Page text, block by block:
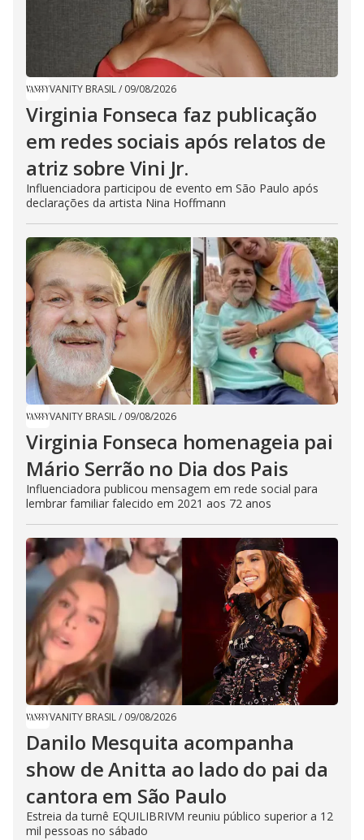
VANITY BRASIL/ 09/08/2026
Virginia Fonseca faz publicação
em redes sociais após relatos de
atriz sobre Vini Jr.
Influenciadora participou de evento em São Paulo após
declarações da artista Nina Hoffmann
VANITY BRASIL/ 09/08/2026
Virginia Fonseca homenageia pai
Mário Serrão no Dia dos Pais
Influenciadora publicou mensagem em rede social para
lembrar familiar falecido em 2021 aos 72 anos
VANITY BRASIL/ 09/08/2026
Danilo Mesquita acompanha
show de Anitta ao lado do pai da
cantora em São Paulo
Estreia da turnê EQUILIBRIVM reuniu público superior a 12
mil pessoas no sábado